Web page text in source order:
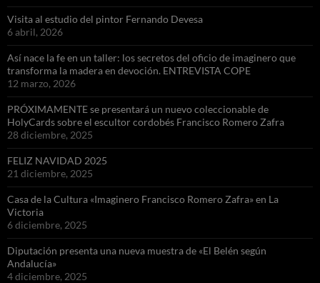
Visita al estudio del pintor Fernando Devesa
6 abril, 2026
Así nace la fe en un taller: los secretos del oficio de imaginero que
transforma la madera en devoción. ENTREVISTA COPE
12 marzo, 2026
PRÓXIMAMENTE se presentará un nuevo coleccionable de
HolyCards sobre el escultor cordobés Francisco Romero Zafra
28 diciembre, 2025
FELIZ NAVIDAD 2025
21 diciembre, 2025
Casa de la Cultura «Imaginero Francisco Romero Zafra» en La
Victoria
6 diciembre, 2025
Diputación presenta una nueva muestra de «El Belén según
Andalucía»
4 diciembre, 2025